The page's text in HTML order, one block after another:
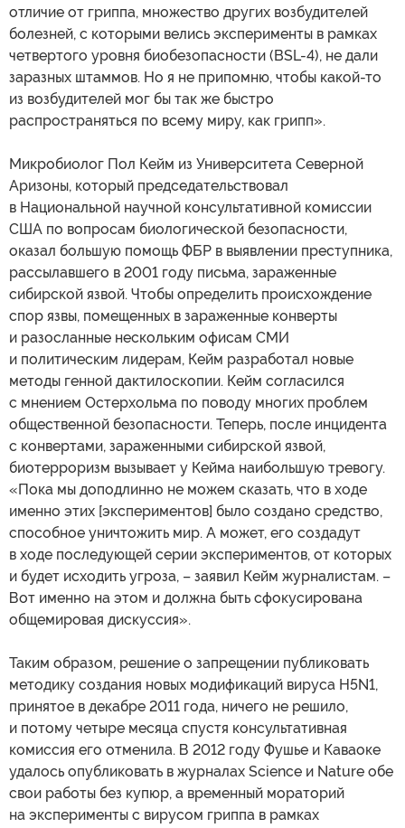
отличие от гриппа, множество других возбудителей
болезней, с которыми велись эксперименты в рамках
четвертого уровня биобезопасности (BSL-4), не дали
заразных штаммов. Но я не припомню, чтобы какой-то
из возбудителей мог бы так же быстро
распространяться по всему миру, как грипп».
Микробиолог Пол Кейм из Университета Северной
Аризоны, который председательствовал
в Национальной научной консультативной комиссии
США по вопросам биологической безопасности,
оказал большую помощь ФБР в выявлении преступника,
рассылавшего в 2001 году письма, зараженные
сибирской язвой. Чтобы определить происхождение
спор язвы, помещенных в зараженные конверты
и разосланные нескольким офисам СМИ
и политическим лидерам, Кейм разработал новые
методы генной дактилоскопии. Кейм согласился
с мнением Остерхольма по поводу многих проблем
общественной безопасности. Теперь, после инцидента
с конвертами, зараженными сибирской язвой,
биотерроризм вызывает у Кейма наибольшую тревогу.
«Пока мы доподлинно не можем сказать, что в ходе
именно этих [экспериментов] было создано средство,
способное уничтожить мир. А может, его создадут
в ходе последующей серии экспериментов, от которых
и будет исходить угроза, – заявил Кейм журналистам. –
Вот именно на этом и должна быть сфокусирована
общемировая дискуссия».
Таким образом, решение о запрещении публиковать
методику создания новых модификаций вируса H5N1,
принятое в декабре 2011 года, ничего не решило,
и потому четыре месяца спустя консультативная
комиссия его отменила. В 2012 году Фушье и Каваоке
удалось опубликовать в журналах Science и Nature обе
свои работы без купюр, а временный мораторий
на эксперименты с вирусом гриппа в рамках